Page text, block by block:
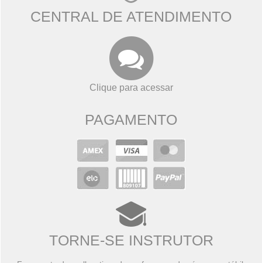
CENTRAL DE ATENDIMENTO
Clique para acessar
PAGAMENTO
TORNE-SE INSTRUTOR